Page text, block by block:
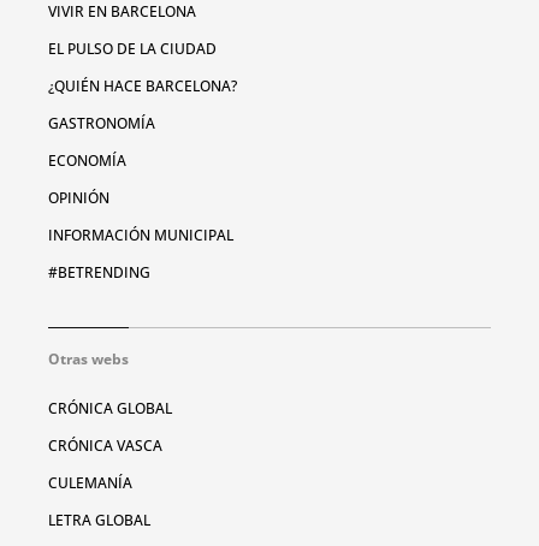
VIVIR EN BARCELONA
EL PULSO DE LA CIUDAD
¿QUIÉN HACE BARCELONA?
GASTRONOMÍA
ECONOMÍA
OPINIÓN
INFORMACIÓN MUNICIPAL
#BETRENDING
Otras webs
CRÓNICA GLOBAL
CRÓNICA VASCA
CULEMANÍA
LETRA GLOBAL